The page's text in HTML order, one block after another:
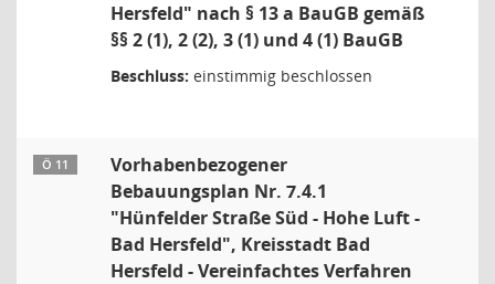
Hersfeld" nach § 13 a BauGB gemäß
§§ 2 (1), 2 (2), 3 (1) und 4 (1) BauGB
Beschluss: einstimmig beschlossen
Ö 11
Vorhabenbezogener
Bebauungsplan Nr. 7.4.1
"Hünfelder Straße Süd - Hohe Luft -
Bad Hersfeld", Kreisstadt Bad
Hersfeld - Vereinfachtes Verfahren